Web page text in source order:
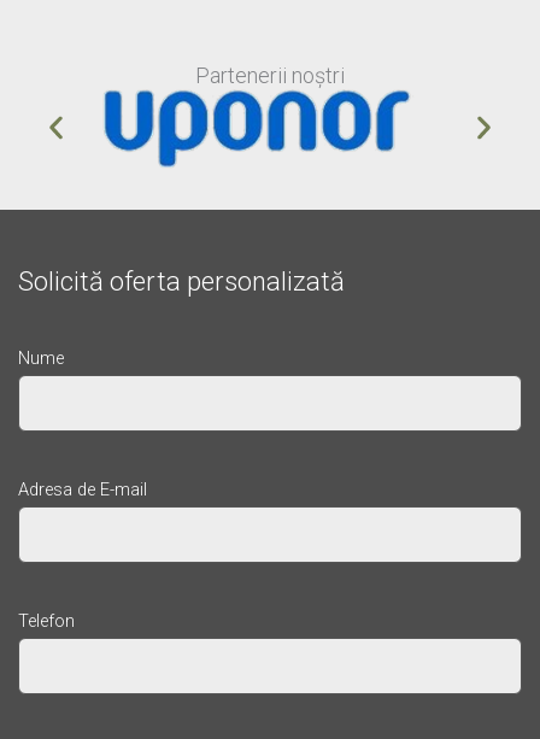
Partenerii noștri
Solicită oferta personalizată
Nume
Adresa de E-mail
Telefon